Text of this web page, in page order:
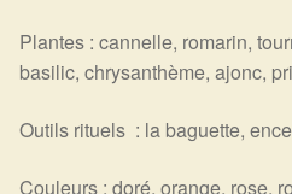
Plantes : cannelle, romarin,
basilic, chrysanthème, ajonc,
Outils rituels : la baguette,
Couleurs : doré, orange, rose,